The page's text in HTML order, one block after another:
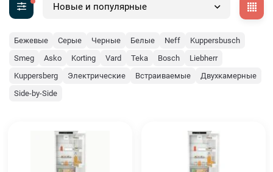
Новые и популярные
Бежевые Серые Черные Белые Neff
Kuppersbusch
Smeg
Asko Korting Vard Teka Bosch
Liebherr
Kuppersberg
Электрические Встраиваемые
Двухкамерные
Side-by-Side